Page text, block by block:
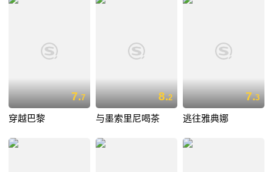
7.7
穿越巴黎
8.2
与墨索里尼喝茶
7.3
逃往雅典娜